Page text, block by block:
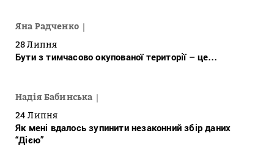
Яна Радченко
28 Липня
Бути з тимчасово окупованої території – це…
Надія Бабинська
24 Липня
Як мені вдалось зупинити незаконний збір даних
“Дією”